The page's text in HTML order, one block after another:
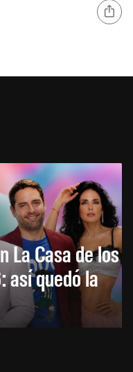
La Casa de los
así quedó la